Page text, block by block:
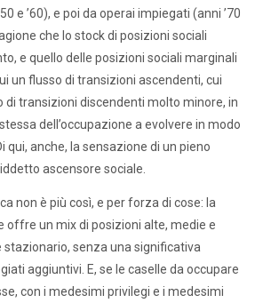
e ’60), e poi da operai impiegati (anni ’70
che lo stock di posizioni sociali
e quello delle posizioni sociali marginali
un flusso di transizioni ascendenti, cui
di transizioni discendenti molto minore, in
dell’occupazione a evolvere in modo
qui, anche, la sensazione di un pieno
ascensore sociale.
non è più così, e per forza di cose: la
offre un mix di posizioni alte, medie e
senza una significativa
aggiuntivi. E, se le caselle da occupare
con i medesimi privilegi e i medesimi